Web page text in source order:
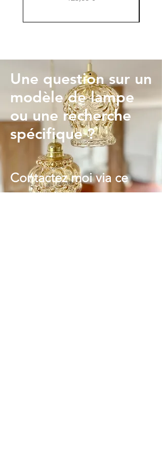
Une question sur un
modèle de lampe
ou une recherche
spécifique ?
Contactez moi via ce